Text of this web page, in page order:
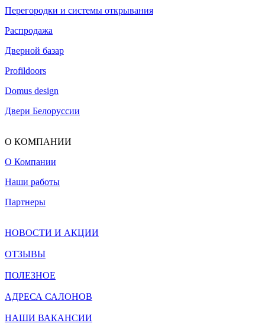
Перегородки и системы открывания
Распродажа
Дверной базар
Profildoors
Domus design
Двери Белоруссии
О КОМПАНИИ
О Компании
Наши работы
Партнеры
НОВОСТИ И АКЦИИ
ОТЗЫВЫ
ПОЛЕЗНОЕ
АДРЕСА САЛОНОВ
НАШИ ВАКАНСИИ